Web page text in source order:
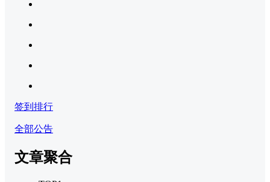
签到排行
全部公告
文章聚合